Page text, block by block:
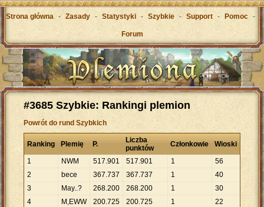
Strona główna - Zasady - Statystyki - Szybkie - Support - Pomoc -
Forum
#3685 Szybkie: Rankingi plemion
Powrót do rund Szybkich
Ranking Plemię P.
Liczba
punktów
Członkowie Wioski
1 NWM 517.901 517.901 1
56
2
bece 367.737 367.737 1
40
3
May..? 268.200 268.200 1
30
4
M,EWW 200.725 200.725 1
22